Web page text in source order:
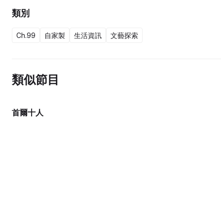
類別
Ch.99 自家製 生活資訊 文藝探索
類似節目
首爾十人